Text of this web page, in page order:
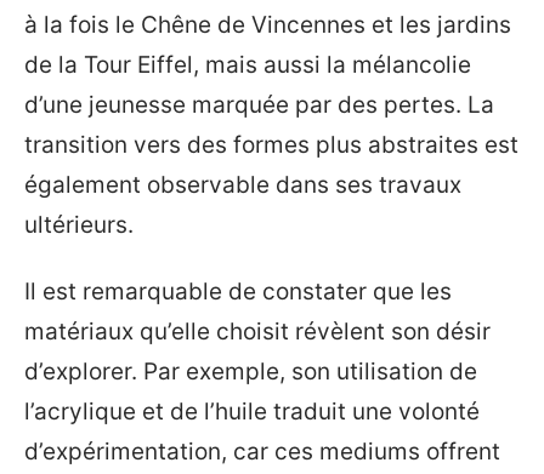
à la fois le Chêne de Vincennes et les jardins
de la Tour Eiffel, mais aussi la mélancolie
d’une jeunesse marquée par des pertes. La
transition vers des formes plus abstraites est
également observable dans ses travaux
ultérieurs.
Il est remarquable de constater que les
matériaux qu’elle choisit révèlent son désir
d’explorer. Par exemple, son utilisation de
l’acrylique et de l’huile traduit une volonté
d’expérimentation, car ces mediums offrent